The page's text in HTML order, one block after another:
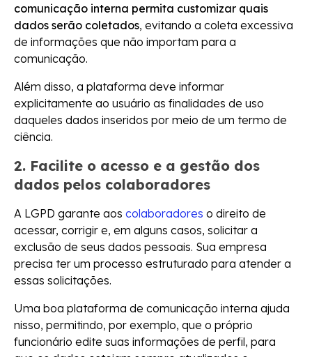
comunicação interna permita customizar quais
dados serão coletados, evitando a coleta excessiva
de informações que não importam para a
comunicação.
Além disso, a plataforma deve informar
explicitamente ao usuário as finalidades de uso
daqueles dados inseridos por meio de um termo de
ciência.
2. Facilite o acesso e a gestão dos
dados pelos colaboradores
A LGPD garante aos colaboradores o direito de
acessar, corrigir e, em alguns casos, solicitar a
exclusão de seus dados pessoais. Sua empresa
precisa ter um processo estruturado para atender a
essas solicitações.
Uma boa plataforma de comunicação interna ajuda
nisso, permitindo, por exemplo, que o próprio
funcionário edite suas informações de perfil, para